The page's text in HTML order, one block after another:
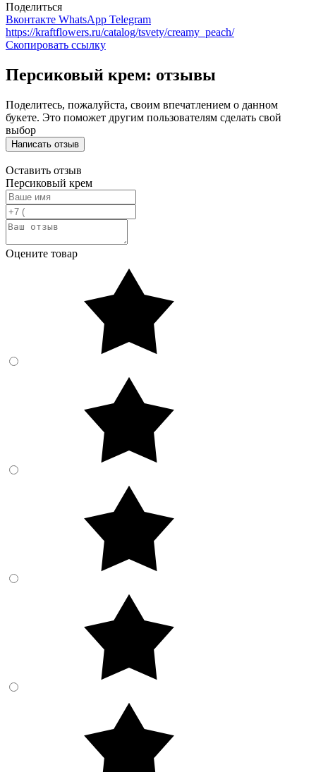
Поделиться
Вконтакте WhatsApp Telegram
https://kraftflowers.ru/catalog/tsvety/creamy_peach/
Скопировать ссылку
Персиковый крем: отзывы
Поделитесь, пожалуйста, своим впечатлением о данном
букете. Это поможет другим пользователям сделать свой
выбор
Написать отзыв
Оставить отзыв
Персиковый крем
Оцените товар